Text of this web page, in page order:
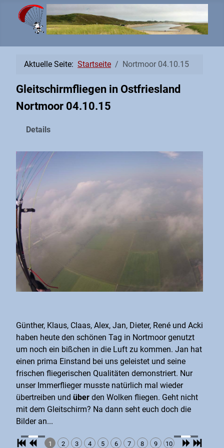
Aktuelle Seite: Startseite Nortmoor 04.10.15
Gleitschirmfliegen in Ostfriesland
Nortmoor 04.10.15
Details
Günther, Klaus, Claas, Alex, Jan, Dieter, René und Acki
haben heute den schönen Tag in Nortmoor genutzt
um noch ein bißchen in die Luft zu kommen. Jan hat
einen prima Einstand bei uns geleistet und seine
frischen fliegerischen Qualitäten demonstriert. Nur
unser Immerflieger musste natürlich mal wieder
übertreiben und über den Wolken fliegen. Geht nicht
mit dem Gleitschirm? Na dann seht euch doch die
Bilder an...
1 2 3 4 5 6 7 8 9
10